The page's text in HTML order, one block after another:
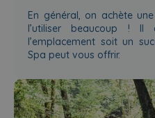
En général, on achète
l’utiliser beaucoup !
l’emplacement soit un
Spa peut vous offrir.